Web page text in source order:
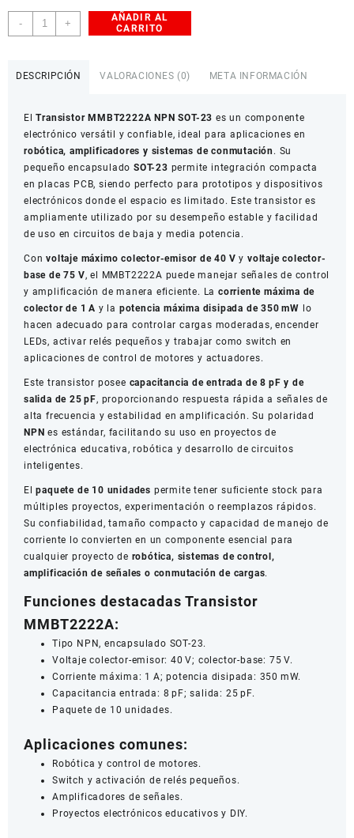
-
Transistor
MMBT2222A
Proyectos
Electrónicos
x10
cantidad
+
AÑADIR AL
CARRITO
DESCRIPCIÓN VALORACIONES (0) META INFORMACIÓN
ElTransistor MMBT2222A NPN SOT-23 es un componente
electrónico versátil y confiable, ideal para aplicaciones en
robótica, amplificadores y sistemas de conmutación . Su
pequeño encapsuladoSOT-23 permite integración compacta
en placas PCB, siendo perfecto para prototipos y dispositivos
electrónicos donde el espacio es limitado. Este transistor es
ampliamente utilizado por su desempeño estable y facilidad
de uso en circuitos de baja y media potencia.
Convoltaje máximo colector-emisor de 40 V yvoltaje colector-
base de 75 V, el MMBT2222A puede manejar señales de control
y amplificación de manera eficiente. Lacorriente máxima de
colector de 1 A y la potencia máxima disipada de 350 mW lo
hacen adecuado para controlar cargas moderadas, encender
LEDs, activar relés pequeños y trabajar como switch en
aplicaciones de control de motores y actuadores.
Este transistor posee capacitancia de entrada de 8 pF y de
salida de 25 pF, proporcionando respuesta rápida a señales de
alta frecuencia y estabilidad en amplificación. Su polaridad
NPN es estándar, facilitando su uso en proyectos de
electrónica educativa, robótica y desarrollo de circuitos
inteligentes.
Elpaquete de 10 unidades permite tener suficiente stock para
múltiples proyectos, experimentación o reemplazos rápidos.
Su confiabilidad, tamaño compacto y capacidad de manejo de
corriente lo convierten en un componente esencial para
cualquier proyecto de robótica, sistemas de control,
amplificación de señales o conmutación de cargas.
Funciones destacadas Transistor
MMBT2222A:
Tipo NPN, encapsulado SOT-23.
Voltaje colector-emisor: 40 V; colector-base: 75 V.
Corriente máxima: 1 A; potencia disipada: 350 mW.
Capacitancia entrada: 8 pF; salida: 25 pF.
Paquete de 10 unidades.
Aplicaciones comunes:
Robótica y control de motores.
Switch y activación de relés pequeños.
Amplificadores de señales.
Proyectos electrónicos educativos y DIY.